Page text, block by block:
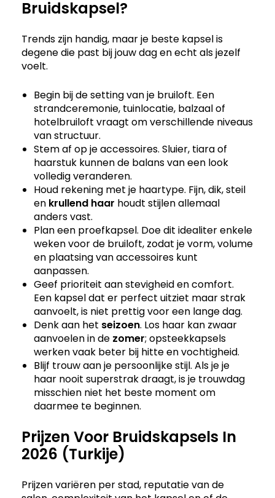
Bruidskapsel?
Trends zijn handig, maar je beste kapsel is
degene die past bij jouw dag en echt als jezelf
voelt.
Begin bij de setting van je bruiloft. Een
strandceremonie, tuinlocatie, balzaal of
hotelbruiloft vraagt om verschillende niveaus
van structuur.
Stem af op je accessoires. Sluier, tiara of
haarstuk kunnen de balans van een look
volledig veranderen.
Houd rekening met je haartype. Fijn, dik, steil
en krullend haar houdt stijlen allemaal
anders vast.
Plan een proefkapsel. Doe dit idealiter enkele
weken voor de bruiloft, zodat je vorm, volume
en plaatsing van accessoires kunt
aanpassen.
Geef prioriteit aan stevigheid en comfort.
Een kapsel dat er perfect uitziet maar strak
aanvoelt, is niet prettig voor een lange dag.
Denk aan het seizoen. Los haar kan zwaar
aanvoelen in de zomer; opsteekkapsels
werken vaak beter bij hitte en vochtigheid.
Blijf trouw aan je persoonlijke stijl. Als je je
haar nooit superstrak draagt, is je trouwdag
misschien niet het beste moment om
daarmee te beginnen.
Prijzen Voor Bruidskapsels In
2026 (Turkije)
Prijzen variëren per stad, reputatie van de